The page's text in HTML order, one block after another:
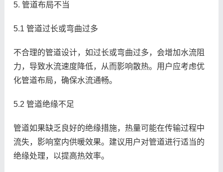
5. 管道布局不当
5.1 管道过长或弯曲过多
不合理的管道设计，如过长或弯曲过多，会增加水流阻
力，导致水流速度降低，从而影响散热。用户应考虑优
化管道布局，确保水流通畅。
5.2 管道绝缘不足
管道如果缺乏良好的绝缘措施，热量可能在传输过程中
流失，影响室内供暖效果。建议用户对管道进行适当的
绝缘处理，以提高热效率。